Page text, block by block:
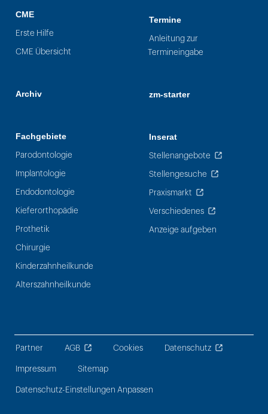
CME
Erste Hilfe
CME Übersicht
Archiv
Fachgebiete
Parodontologie
Implantologie
Endodontologie
Kieferorthopädie
Prothetik
Chirurgie
Kinderzahnheilkunde
Alterszahnheilkunde
Termine
Anleitung zur
Termineingabe
zm-starter
Inserat
Stellenangebote
Stellengesuche
Praxismarkt
Verschiedenes
Anzeige aufgeben
Partner AGB Cookies Datenschutz
Impressum Sitemap
Datenschutz-Einstellungen Anpassen